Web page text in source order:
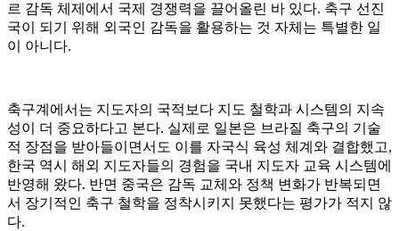
르 감독 체제에서 국제 경쟁력을 끌어올린 바 있다. 축구 선진
국이 되기 위해 외국인 감독을 활용하는 것 자체는 특별한 일
이 아니다.
축구계에서는 지도자의 국적보다 지도 철학과 시스템의 지속
성이 더 중요하다고 본다. 실제로 일본은 브라질 축구의 기술
적 장점을 받아들이면서도 이를 자국식 육성 체계와 결합했고,
한국 역시 해외 지도자들의 경험을 국내 지도자 교육 시스템에
반영해 왔다. 반면 중국은 감독 교체와 정책 변화가 반복되면
서 장기적인 축구 철학을 정착시키지 못했다는 평가가 적지 않
다.